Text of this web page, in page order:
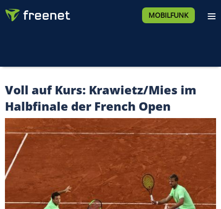
MOBILFUNK
Voll auf Kurs: Krawietz/Mies im
Halbfinale der French Open